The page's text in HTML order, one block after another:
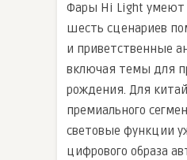
Фары Hi Light умеют
шесть сценариев
и приветственные
включая темы для
рождения. Для
премиального
световые функции
цифрового образа